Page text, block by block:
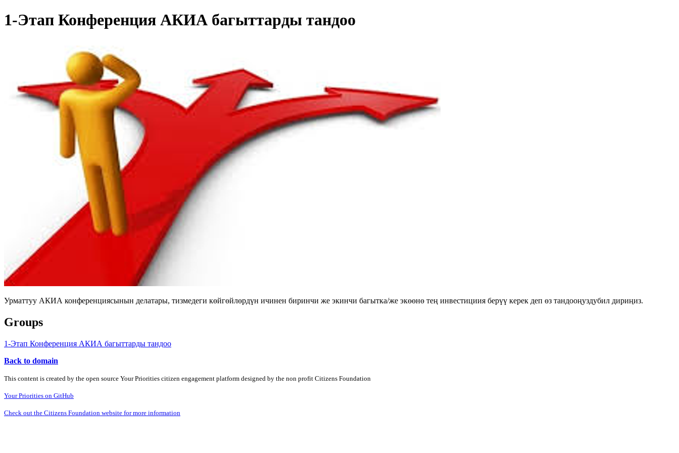
1-Этап Конференция АКИА багыттарды тандоо
Урматтуу АКИА конференциясынын делатары, тизмедеги көйгөйлөрдүн ичинен биринчи же экинчи багытка/же экөөнө тең инвестициия берүү керек деп өз тандооңуздубил дириңиз.
Groups
1-Этап Конференция АКИА багыттарды тандоо
Back to domain
This content is created by the open source Your Priorities citizen engagement platform designed by the non profit Citizens Foundation
Your Priorities on GitHub
Check out the Citizens Foundation website for more information